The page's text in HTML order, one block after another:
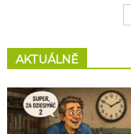
AKTUÁLNĚ